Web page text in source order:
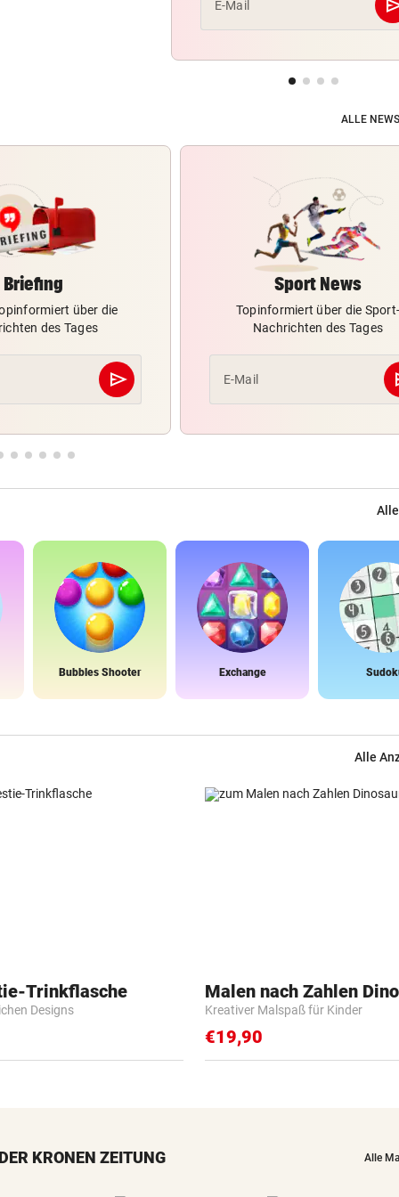
E-Mail
ALLE
Briefing
über die
des Tages
send
Abschicken
Sport News
Topinformiert über die Sport-
Nachrichten des Tages
E-Mail
Bubbles Shooter Exchange
Alle
Trinkflasche
Designs
Malen nach Zahlen
Kreativer Malspaß für Kinder
€19,90
KRONEN ZEITUNG Alle